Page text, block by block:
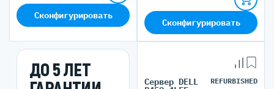
Сконфигурировать
Сконфигурировать
ДО 5 ЛЕТ
Сервер DELL REFURBISHED